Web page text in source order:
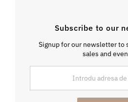
Subscribe to our
Signup for our newsletter to
sales and
de